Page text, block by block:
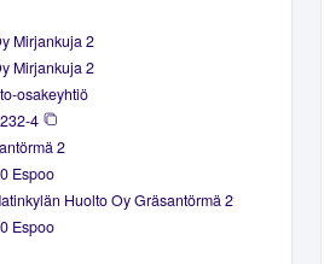
Mirjankuja 2
Mirjankuja 2
osakeyhtiö
4
2
Espoo
Huolto Oy Gräsantörmä 2
Espoo